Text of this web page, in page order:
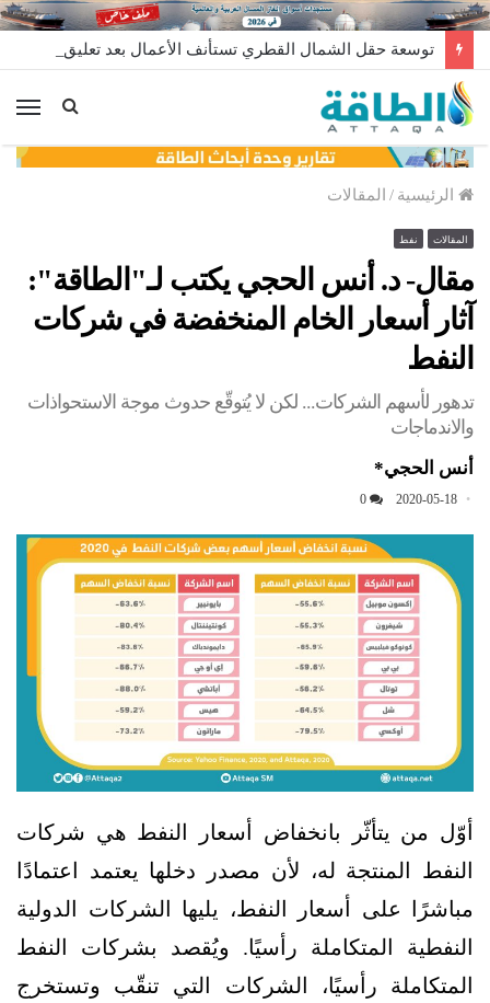
الرئيسية / المقالات
المقالات نفط
مقال- د. أنس الحجي يكتب لـ"الطاقة":
آثار أسعار الخام المنخفضة في شركات
النفط
تدهور لأسهم الشركات... لكن لا يُتوقّع حدوث موجة الاستحواذات
والاندماجات
أنس الحجي*
2020-05-18
0
أوّل من يتأثّر بانخفاض أسعار النفط هي شركات
النفط المنتجة له، لأن مصدر دخلها يعتمد اعتمادًا
مباشرًا على أسعار النفط، يليها الشركات الدولية
النفطية المتكاملة رأسيًا. ويُقصد بشركات النفط
المتكاملة رأسيًا، الشركات التي تنقّب وتستخرج